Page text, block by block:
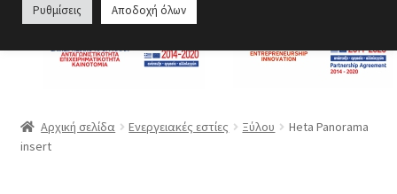
υπό-
μενού
Ανεμιστήρες
Αρχική σελίδα Ενεργειακές εστίες Ξύλου
Heta Panorama
insert
Ρυθμίσεις Αποδοχή όλων